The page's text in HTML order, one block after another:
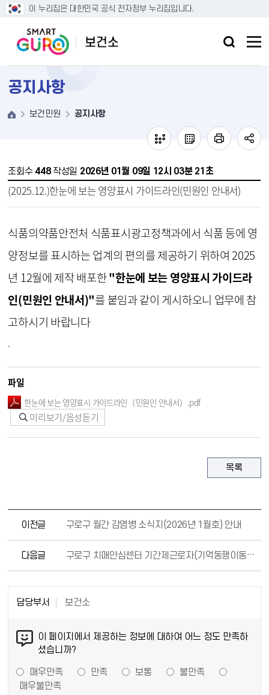
이 누리집은 대한민국 공식 전자정부 누리집입니다.
본문 바로가기
공지사항
보건민원 공지사항
조회수 448 작성일 2026년 01월 09일 12시 03분 21초
(2025.12.)한눈에 보는 영양표시 가이드라인(민원인 안내서)
식품의약품안전처 식품표시광고정책과에서 식품 등에 영
양정보를 표시하는 업계의 편의를 제공하기 위하여 2025
년 12월에 제작 배포한"한눈에 보는 영양표시 가이드라
인(민원인 안내서)"를 붙임과 같이 게시하오니 업무에 참
고하시기 바랍니다
.
파일
한눈에 보는 영양표시 가이드라인（민원인 안내서）.pdf
미리보기/음성듣기
목록
이전글 구로구 월간 감염병 소식지(2026년 1월호) 안내
다음글 구로구 치매안심센터 기간제근로자(기억동행이동카사업인력) 채용 공고
담당부서 보건소
이 페이지에서 제공하는 정보에 대하여 어느 정도 만족하
셨습니까?
매우만족 만족 보통
불만족
매우불만족